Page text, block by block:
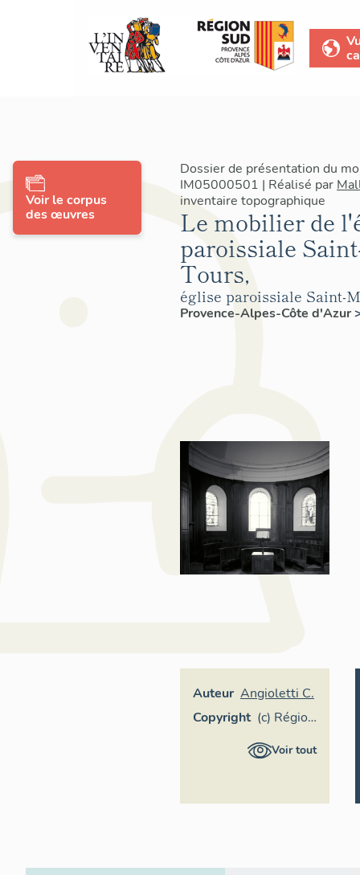
Dossier de présentation du
IM05000501 | Réalisé par
inventaire topographique
Le mobilier de
paroissiale
Tours,
église paroissiale Saint-
Provence-Alpes-Côte d'Azur
Auteur Angioletti C.
Copyright (c) Région
Provence-
Voir tout
Voir le corpus
des œuvres